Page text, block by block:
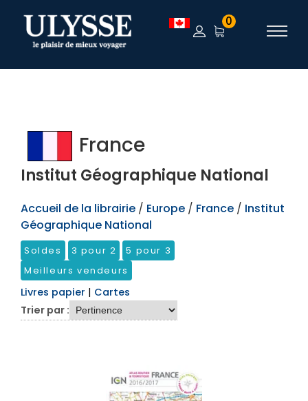
TEST 0
France
Institut Géographique National
Accueil de la librairie / Europe / France / Institut
Géographique National
Soldes 3 pour 2
5 pour 3
Meilleurs vendeurs
Livres papier | Cartes
Trier par :